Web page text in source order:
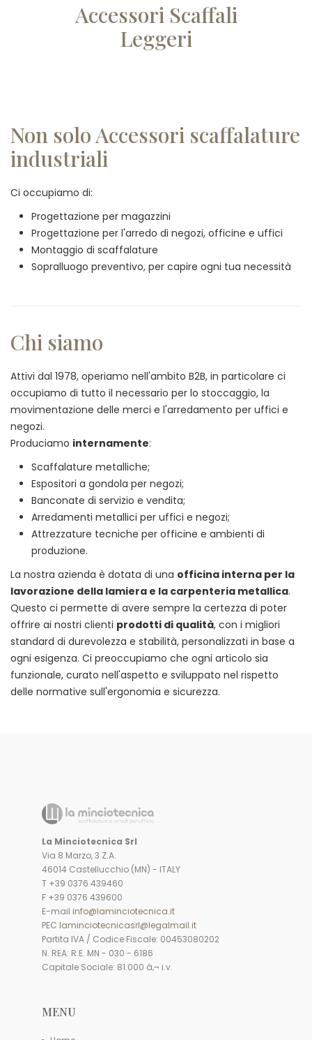
Accessori Scaffali
Leggeri
Non solo Accessori scaffalature
industriali
Ci occupiamo di:
Progettazione per magazzini
Progettazione per l'arredo di negozi, officine e uffici
Montaggio di scaffalature
Sopralluogo preventivo, per capire ogni tua necessità
Chi siamo
Attivi dal 1978, operiamo nell'ambito B2B, in particolare ci
occupiamo di tutto il necessario per lo stoccaggio, la
movimentazione delle merci e l'arredamento per uffici e
negozi.
Produciamo internamente:
Scaffalature metalliche;
Espositori a gondola per negozi;
Banconate di servizio e vendita;
Arredamenti metallici per uffici e negozi;
Attrezzature tecniche per officine e ambienti di
produzione.
La nostra azienda è dotata di una officina interna per la
lavorazione della lamiera e la carpenteria metallica.
Questo ci permette di avere sempre la certezza di poter
offrire ai nostri clienti prodotti di qualità, con i migliori
standard di durevolezza e stabilità, personalizzati in base a
ogni esigenza. Ci preoccupiamo che ogni articolo sia
funzionale, curato nell'aspetto e sviluppato nel rispetto
delle normative sull'ergonomia e sicurezza.
La Minciotecnica Srl
Via 8 Marzo, 3 Z.A.
46014 Castellucchio (MN) - ITALY
T +39 0376 439460
F +39 0376 439600
E-mail info@laminciotecnica.it
PEC laminciotecnicasrl@legalmail.it
Partita IVA / Codice Fiscale: 00453080202
N. REA: R.E. MN - 030 - 6186
Capitale Sociale: 81.000 â‚¬ i.v.
MENU